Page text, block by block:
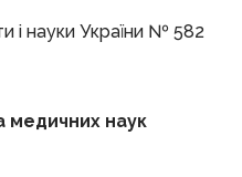
і науки України № 582
медичних наук